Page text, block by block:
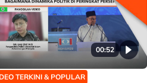
00:52
TERKINI & POPULAR